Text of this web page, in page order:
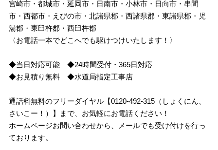
宮崎市・都城市・延岡市・日南市・小林市・日向市・串間
市・西都市・えびの市・北諸県郡・西諸県郡・東諸県郡・児
湯郡・東臼杵郡・西臼杵郡
〈お電話一本でどこへでも駆けつけいたします！〉
◆当日対応可能 ◆24時間受付・365日対応
◆お見積り無料 ◆水道局指定工事店
通話料無料のフリーダイヤル【0120-492-315（しょくにん、
さいこー！）】まで、お気軽にお電話ください！
ホームページお問い合わせから、メールでも受け付けを行っ
ております。